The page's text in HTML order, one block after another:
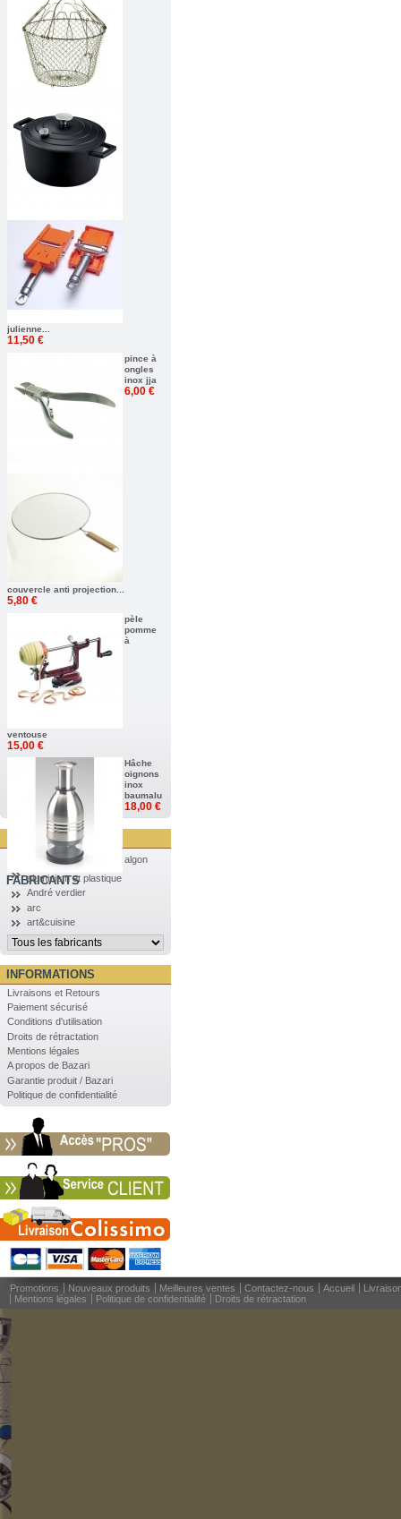
julienne...
11,50 €
pince à
ongles
inox jja
6,00 €
couvercle anti projection...
5,80 €
pèle
pomme
à
ventouse
15,00 €
Hâche
oignons
inox
baumalu
18,00 €
FABRICANTS
algon
aluminium et plastique
André verdier
arc
art&cuisine
INFORMATIONS
Livraisons et Retours
Paiement sécurisé
Conditions d'utilisation
Droits de rétractation
Mentions légales
A propos de Bazari
Garantie produit / Bazari
Politique de confidentialité
Promotions Nouveaux produits Meilleures ventes Contactez-nous Accueil
Mentions légales
Politique de confidentialité Droits de rétractation